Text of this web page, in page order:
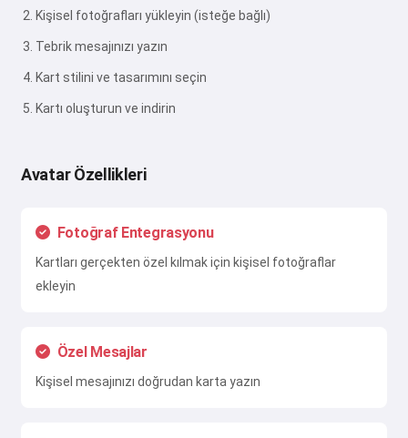
Kişisel fotoğrafları yükleyin (isteğe bağlı)
Tebrik mesajınızı yazın
Kart stilini ve tasarımını seçin
Kartı oluşturun ve indirin
Avatar Özellikleri
Fotoğraf Entegrasyonu
Kartları gerçekten özel kılmak için kişisel fotoğraflar
ekleyin
Özel Mesajlar
Kişisel mesajınızı doğrudan karta yazın